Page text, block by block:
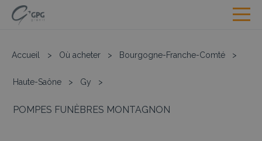
Accueil > Où acheter > Bourgogne-Franche-Comté >
Haute-Saône > Gy >
POMPES FUNÈBRES MONTAGNON